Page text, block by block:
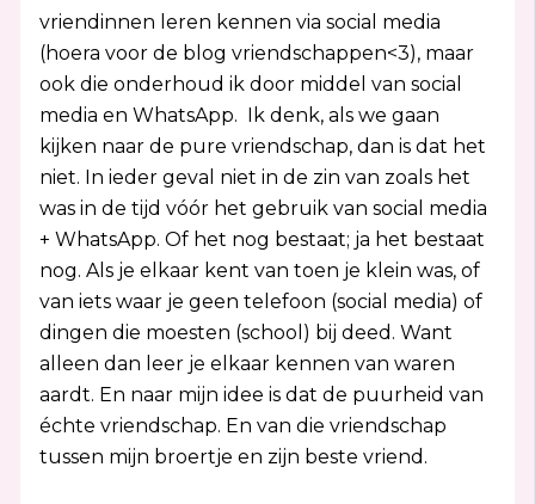
vriendinnen leren kennen via social media
(hoera voor de blog vriendschappen<3), maar
ook die onderhoud ik door middel van social
media en WhatsApp. Ik denk, als we gaan
kijken naar de pure vriendschap, dan is dat het
niet. In ieder geval niet in de zin van zoals het
was in de tijd vóór het gebruik van social media
+ WhatsApp. Of het nog bestaat; ja het bestaat
nog. Als je elkaar kent van toen je klein was, of
van iets waar je geen telefoon (social media) of
dingen die moesten (school) bij deed. Want
alleen dan leer je elkaar kennen van waren
aardt. En naar mijn idee is dat de puurheid van
échte vriendschap. En van die vriendschap
tussen mijn broertje en zijn beste vriend.